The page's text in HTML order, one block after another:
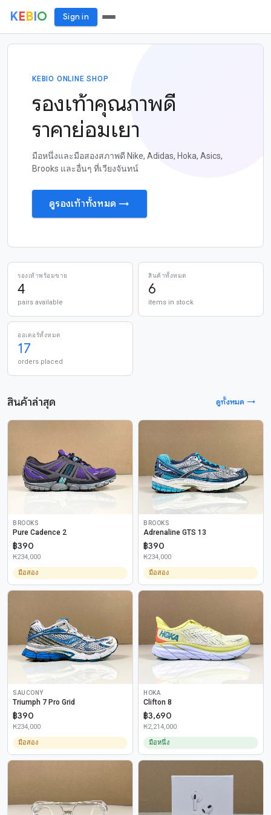
KEBIO Sign in
KEBIO ONLINE SHOP
รองเท้าคุณภาพดี
ราคาย่อมเยา
มือหนึ่งและมือสองสภาพดี Nike, Adidas, Hoka, Asics,
Brooks และอื่นๆ ที่เวียงจันทน์
ดูรองเท้าทั้งหมด →
รองเท้าพร้อมขาย
4
pairs available
สินค้าทั้งหมด
6
items in stock
ออเดอร์ทั้งหมด
17
orders placed
สินค้าล่าสุด ดูทั้งหมด →
BROOKS
Pure Cadence 2
฿390
₭234,000
มือสอง
BROOKS
Adrenaline GTS 13
฿390
₭234,000
มือสอง
SAUCONY
Triumph 7 Pro Grid
฿390
₭234,000
มือสอง
HOKA
Clifton 8
฿3,690
₭2,214,000
มือหนึ่ง